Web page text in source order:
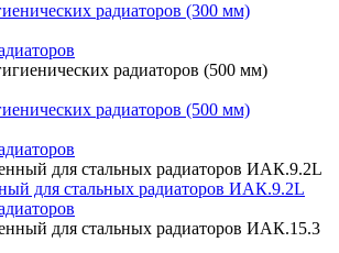
радиаторов (300 мм)
радиаторов (500 мм)
для стальных радиаторов ИАК.9.2L